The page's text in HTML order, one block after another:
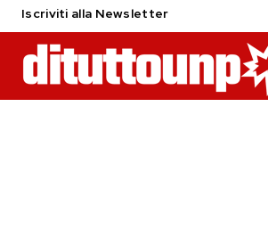
Iscriviti alla Newsletter